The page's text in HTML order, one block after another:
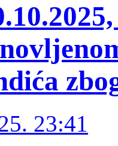
23:41